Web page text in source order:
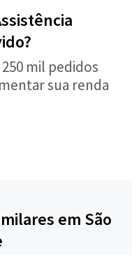
mil pedidos
sua renda
em São